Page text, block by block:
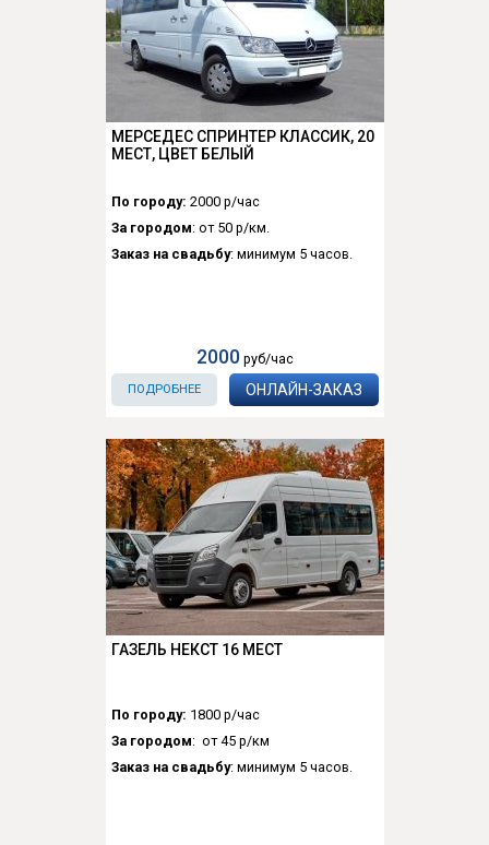
МЕРСЕДЕС СПРИНТЕР КЛАССИК, 20
МЕСТ, ЦВЕТ БЕЛЫЙ
По городу: 2000 р/час
За городом: от 50 р/км.
Заказ на свадьбу: минимум 5 часов.
2000 руб/час
ПОДРОБНЕЕ ОНЛАЙН-ЗАКАЗ
ГАЗЕЛЬ НЕКСТ 16 МЕСТ
По городу: 1800 р/час
За городом: от 45 р/км
Заказ на свадьбу: минимум 5 часов.